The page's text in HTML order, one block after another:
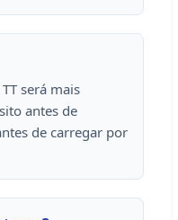
será mais
antes de
de carregar por